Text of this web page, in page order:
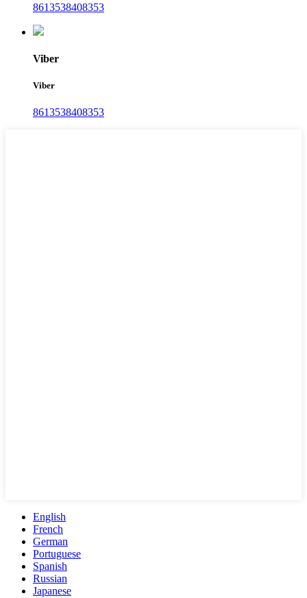
8613538408353
Viber
Viber
8613538408353
English
French
German
Portuguese
Spanish
Russian
Japanese